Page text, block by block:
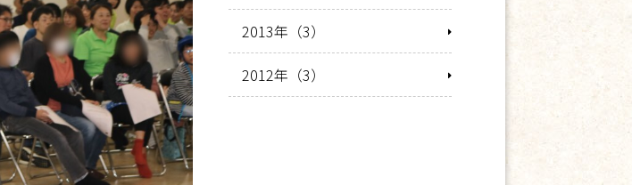
2013年（3）
2012年（3）